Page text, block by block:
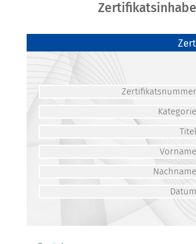
Zertifikatsnummer
Kategorie
Titel
Vorname
Nachname
Datum